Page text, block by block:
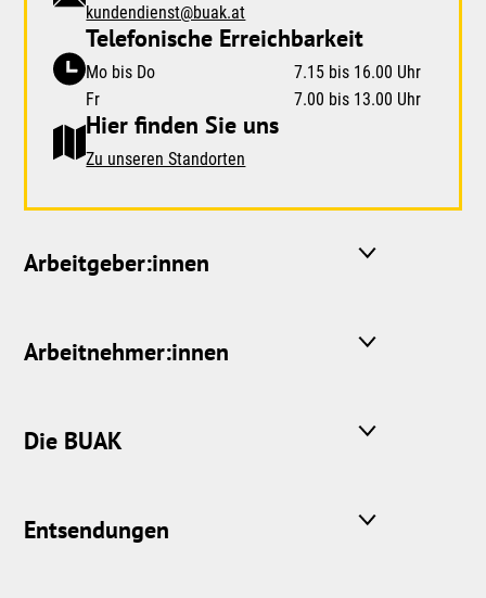
kundendienst@buak.at
Telefonische Erreichbarkeit
Mo bis Do
7.15 bis 16.00 Uhr
Fr
7.00 bis 13.00 Uhr
Hier finden Sie uns
Zu unseren Standorten
Arbeitgeber:innen
Arbeitnehmer:innen
Die BUAK
Entsendungen